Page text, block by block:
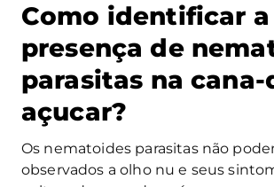
Como identificar a
presença de
parasitas na cana-
açucar?
Os nematoides parasitas não
observados a olho nu e seus